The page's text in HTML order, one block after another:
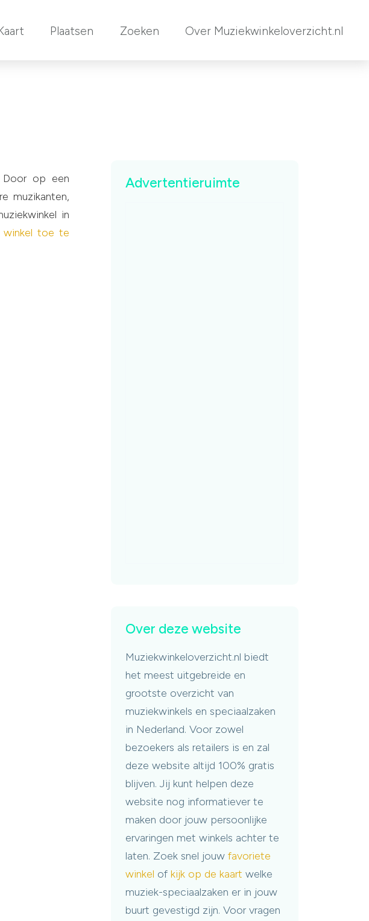
Plaatsen Zoeken Over Muziekwinkeloverzicht.nl
Door op een
muzikanten,
in
winkel toe te
Advertentieruimte
Over deze website
Muziekwinkeloverzicht.nl biedt
het meest uitgebreide en
grootste overzicht van
muziekwinkels en speciaalzaken
in Nederland. Voor zowel
bezoekers als retailers is en zal
deze website altijd 100% gratis
blijven. Jij kunt helpen deze
website nog informatiever te
maken door jouw persoonlijke
ervaringen met winkels achter te
laten. Zoek snel jouwfavoriete
winkel ofkijk op de kaart welke
muziek-speciaalzaken er in jouw
buurt gevestigd zijn. Voor vragen